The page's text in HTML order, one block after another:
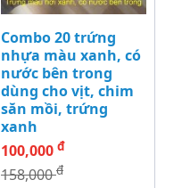
Combo 20 trứng
nhựa màu xanh, có
nước bên trong
dùng cho vịt, chim
săn mồi, trứng
xanh
100,000 đ
158,000đ